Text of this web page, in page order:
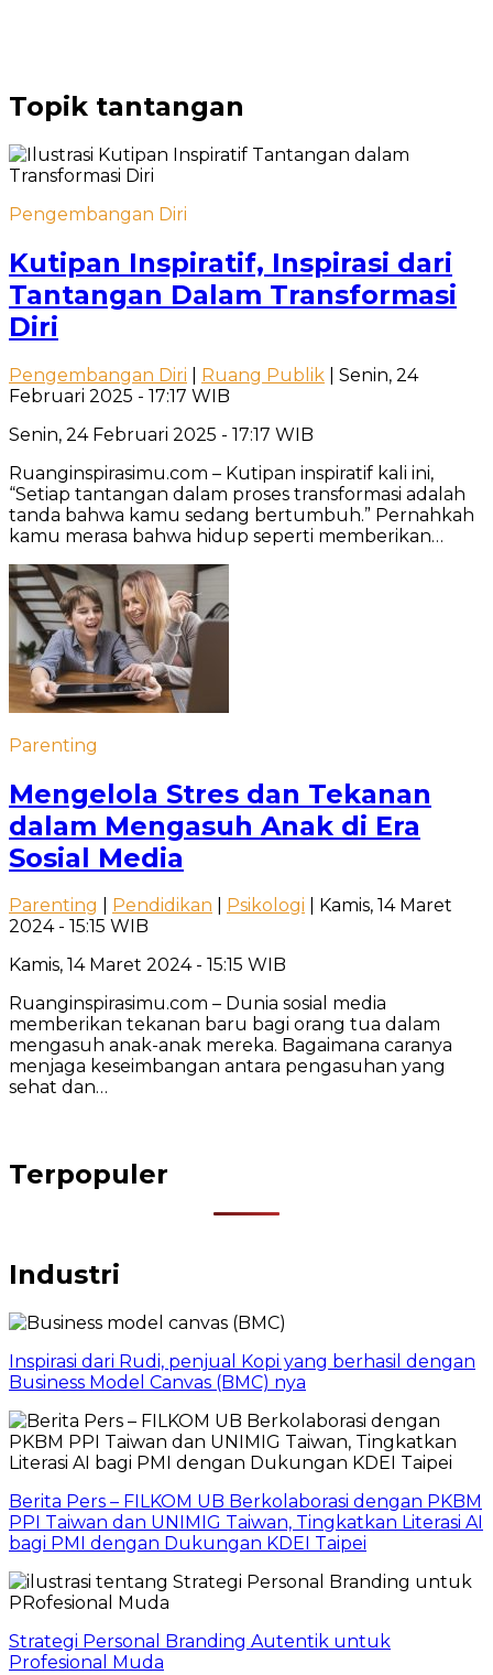
Topik tantangan
Pengembangan Diri
Kutipan Inspiratif, Inspirasi dari
Tantangan Dalam Transformasi
Diri
Pengembangan Diri Ruang Publik | Senin, 24
Februari 2025 - 17:17 WIB
Senin, 24 Februari 2025 - 17:17 WIB
Ruanginspirasimu.com – Kutipan inspiratif kali ini,
“Setiap tantangan dalam proses transformasi adalah
tanda bahwa kamu sedang bertumbuh.” Pernahkah
kamu merasa bahwa hidup seperti memberikan…
Parenting
Mengelola Stres dan Tekanan
dalam Mengasuh Anak di Era
Sosial Media
Parenting Pendidikan Psikologi | Kamis, 14 Maret
2024 - 15:15 WIB
Kamis, 14 Maret 2024 - 15:15 WIB
Ruanginspirasimu.com – Dunia sosial media
memberikan tekanan baru bagi orang tua dalam
mengasuh anak-anak mereka. Bagaimana caranya
menjaga keseimbangan antara pengasuhan yang
sehat dan…
Terpopuler
Industri
Inspirasi dari Rudi, penjual Kopi yang berhasil dengan
Business Model Canvas (BMC) nya
Berita Pers – FILKOM UB Berkolaborasi dengan PKBM
PPI Taiwan dan UNIMIG Taiwan, Tingkatkan Literasi AI
bagi PMI dengan Dukungan KDEI Taipei
Strategi Personal Branding Autentik untuk
Profesional Muda